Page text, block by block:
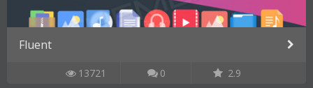
Fluent
13721 0 2.9